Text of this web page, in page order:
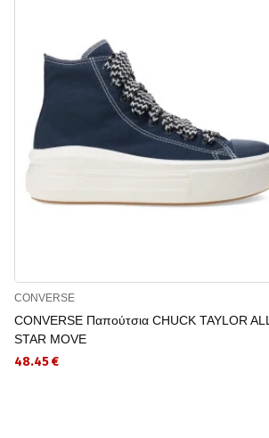
CONVERSE
CONVERSE Παπούτσια CHUCK TAYLOR ALL
STAR MOVE
48.45 €